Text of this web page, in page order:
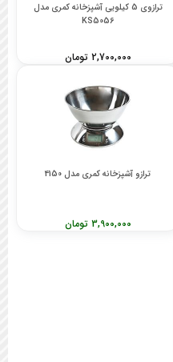
ترازوی 5 کیلویی آشپزخانه کمری مدل
KS5056
2,700,000 تومان
ترازو آشپزخانه کمری مدل 4150
3,900,000 تومان